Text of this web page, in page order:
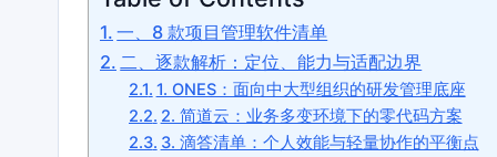
一、8 款项目管理软件清单
二、逐款解析：定位、能力与适配边界
1. ONES：面向中大型组织的研发管理底座
2. 简道云：业务多变环境下的零代码方案
3. 滴答清单：个人效能与轻量协作的平衡点